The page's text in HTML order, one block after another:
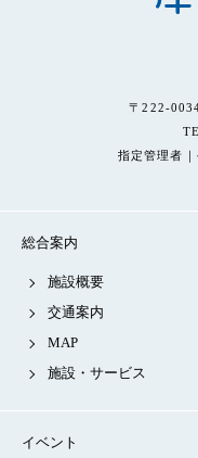
〒222-
指定管理者
総合案内
施設概要
交通案内
MAP
施設・サービス
イベント